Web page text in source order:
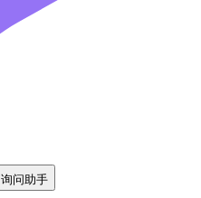
询问助手